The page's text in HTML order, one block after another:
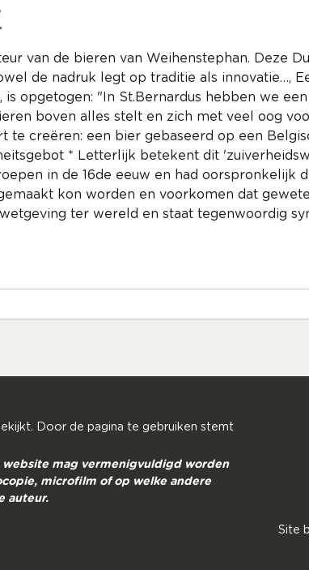
van de bieren van Weihenstephan. Deze
de nadruk legt op traditie als innovatie…,
opgetogen: "In St.Bernardus hebben we
boven alles stelt en zich met veel oog
te creëren: een bier gebaseerd op een
* Letterlijk betekent dit
in de 16de eeuw en had oorspronkelijk
kon worden en voorkomen dat
ter wereld en staat tegenwoordig
Door de pagina te gebruiken stemt
mag vermenigvuldigd worden
microfilm of op welke andere
auteur.
Site